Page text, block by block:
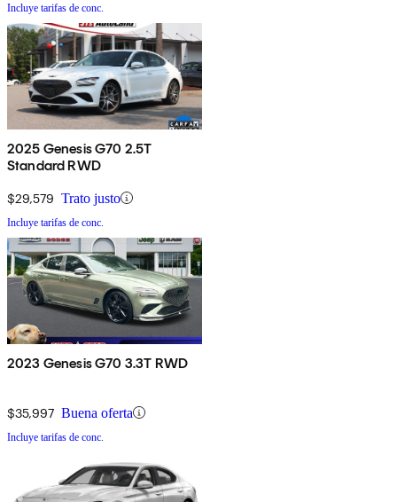
Incluye tarifas de conc.
2025 Genesis G70 2.5T
Standard RWD
$29,579 Trato justo
Incluye tarifas de conc.
2023 Genesis G70 3.3T RWD
$35,997 Buena oferta
Incluye tarifas de conc.